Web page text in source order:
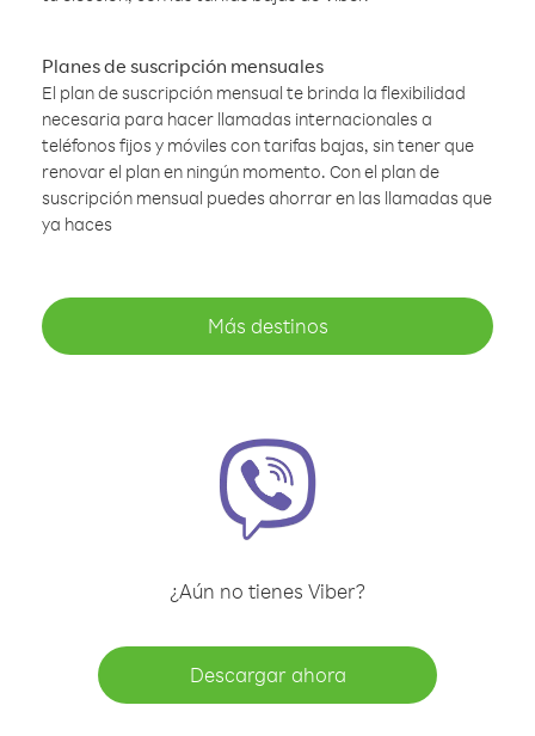
Planes de suscripción mensuales
El plan de suscripción mensual te brinda la flexibilidad
necesaria para hacer llamadas internacionales a
teléfonos fijos y móviles con tarifas bajas, sin tener que
renovar el plan en ningún momento. Con el plan de
suscripción mensual puedes ahorrar en las llamadas que
ya haces
Más destinos
¿Aún no tienes Viber?
Descargar ahora